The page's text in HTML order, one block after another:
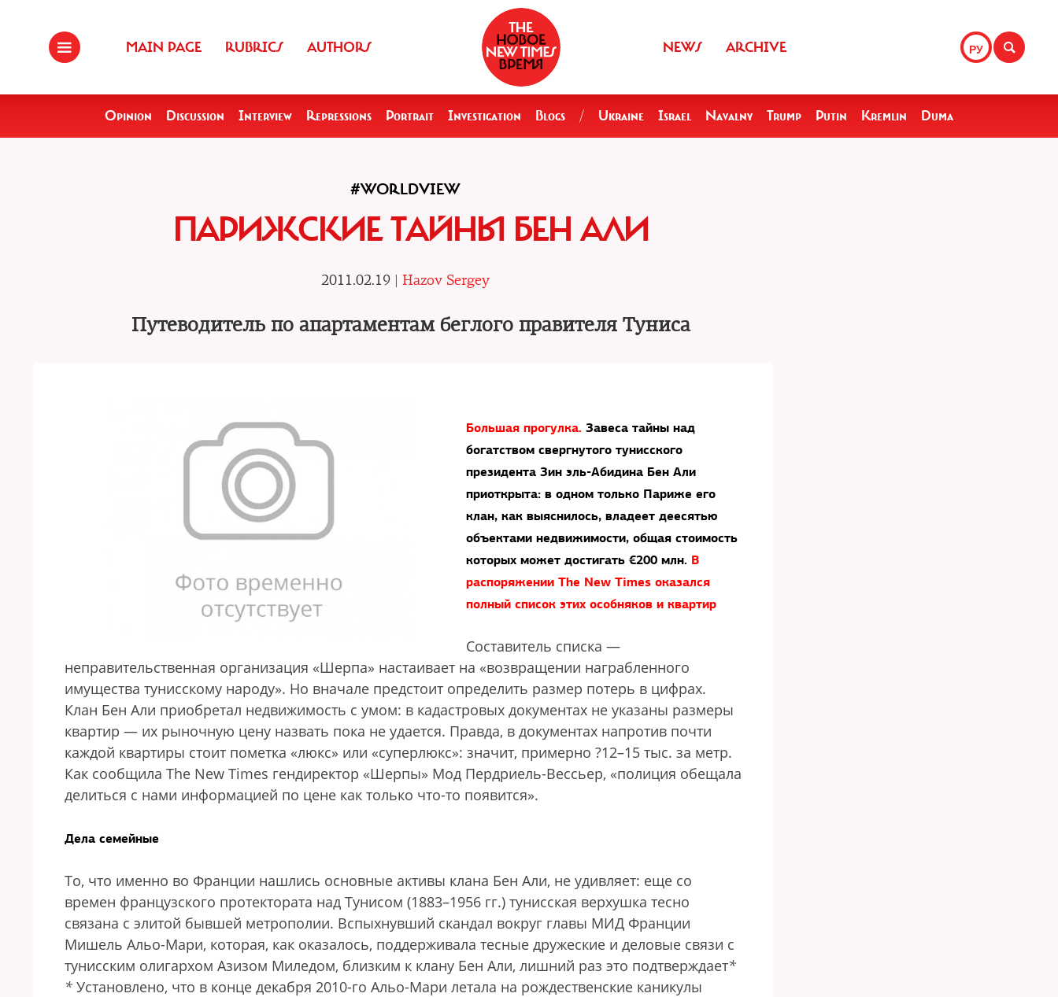
MAIN PAGE RUBRICS AUTHORS РУ
NEWS ARCHIVE
Opinion Discussion Interview Repressions Portrait Investigation Blogs / Ukraine Israel Navalny Trump Putin Kremlin Duma
#WORLDVIEW
ПАРИЖСКИЕ ТАЙНЫ БЕН АЛИ
2011.02.19 | Hazov Sergey
Путеводитель по апартаментам беглого правителя Туниса
Большая прогулка. Завеса тайны над
богатством свергнутого тунисского
президента Зин эль-Абидина Бен Али
приоткрыта: в одном только Париже его
клан, как выяснилось, владеет деесятью
объектами недвижимости, общая стоимость
которых может достигать €200 млн. В
распоряжении The New Times оказался
полный список этих особняков и квартир
Составитель списка —
неправительственная организация «Шерпа» настаивает на «возвращении награбленного
имущества тунисскому народу». Но вначале предстоит определить размер потерь в цифрах.
Клан Бен Али приобретал недвижимость с умом: в кадастровых документах не указаны размеры
квартир — их рыночную цену назвать пока не удается. Правда, в документах напротив почти
каждой квартиры стоит пометка «люкс» или «суперлюкс»: значит, примерно ?12–15 тыс. за метр.
Как сообщила The New Times гендиректор «Шерпы» Мод Пердриель-Вессьер, «полиция обещала
делиться с нами информацией по цене как только что-то появится».
Дела семейные
То, что именно во Франции нашлись основные активы клана Бен Али, не удивляет: еще со
времен французского протектората над Тунисом (1883–1956 гг.) тунисская верхушка тесно
связана с элитой бывшей метрополии. Вспыхнувший скандал вокруг главы МИД Франции
Мишель Альо-Мари, которая, как оказалось, поддерживала тесные дружеские и деловые связи с
тунисским олигархом Азизом Миледом, близким к клану Бен Али, лишний раз это подтверждает*
* Установлено, что в конце декабря 2010-го Альо-Мари летала на рождественские каникулы